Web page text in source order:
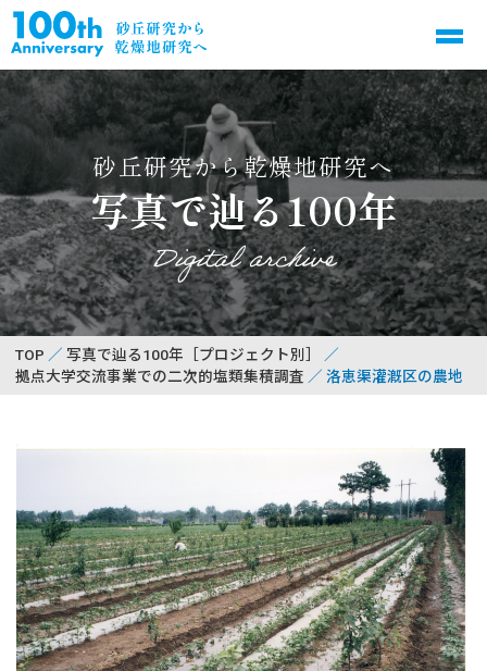
砂丘研究から乾燥地研究へ
写真で辿る100年
Digital archive
TOP
写真で辿る100年［プロジェクト別］
拠点大学交流事業での二次的塩類集積調査
洛恵渠灌漑区の農地